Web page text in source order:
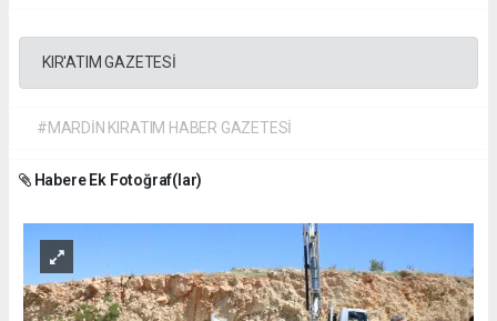
KIR'ATIM GAZETESİ
#MARDİN KIRATIM HABER GAZETESİ
Habere Ek Fotoğraf(lar)